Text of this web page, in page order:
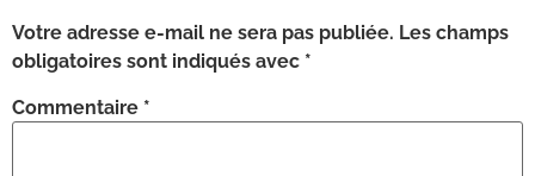
Votre adresse e-mail ne sera pas publiée. Les champs
obligatoires sont indiqués avec *
Commentaire *